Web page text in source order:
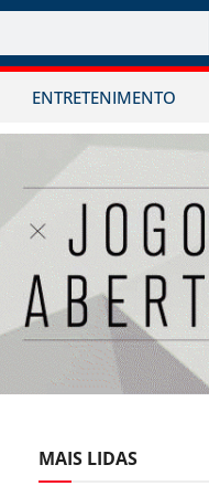
ENTRETENIMENTO
MAIS LIDAS